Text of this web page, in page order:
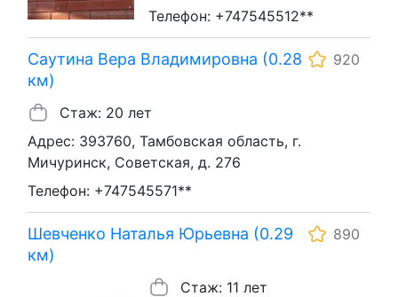
Телефон: +747545512**
Саутина Вера Владимировна (0.28
км)
920
Стаж: 20 лет
Адрес: 393760, Тамбовская область, г.
Мичуринск, Советская, д. 276
Телефон: +747545571**
Шевченко Наталья Юрьевна (0.29
км)
890
Стаж: 11 лет